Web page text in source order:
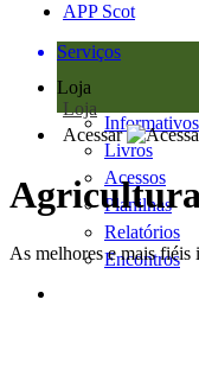
APP Scot
Serviços
Loja
Loja
Informativos
Livros
Acessos
Planilhas
Relatórios
Encontros
Acessar
As melhores e mais fiéis